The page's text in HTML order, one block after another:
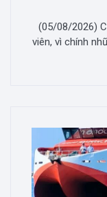
(05/08/2026)
viên, vì chính